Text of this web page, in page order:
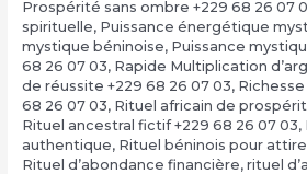
Prospérité sans ombre +229 68 26 07
spirituelle, Puissance énergétique
mystique béninoise, Puissance
68 26 07 03, Rapide Multiplication
de réussite +229 68 26 07 03,
68 26 07 03, Rituel africain de
Rituel ancestral fictif +229 68 26 07 03,
authentique, Rituel béninois pour
Rituel d’abondance financière, rituel